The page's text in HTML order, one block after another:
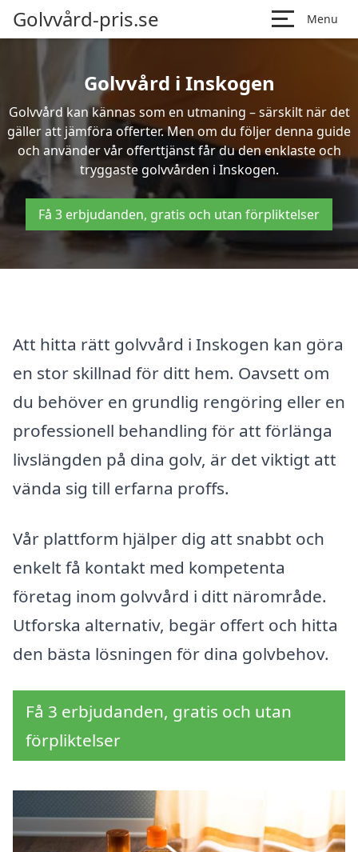
Golvvård-pris.se Menu
Golvvård i Inskogen
Golvvård kan kännas som en utmaning – särskilt när det
gäller att jämföra offerter. Men om du följer denna guide
och använder vår offerttjänst får du den enklaste och
tryggaste golvvården i Inskogen.
Få 3 erbjudanden, gratis och utan förpliktelser
Att hitta rätt golvvård i Inskogen kan göra
en stor skillnad för ditt hem. Oavsett om
du behöver en grundlig rengöring eller en
professionell behandling för att förlänga
livslängden på dina golv, är det viktigt att
vända sig till erfarna proffs.
Vår plattform hjälper dig att snabbt och
enkelt få kontakt med kompetenta
företag inom golvvård i ditt närområde.
Utforska alternativ, begär offert och hitta
den bästa lösningen för dina golvbehov.
Få 3 erbjudanden, gratis och utan
förpliktelser